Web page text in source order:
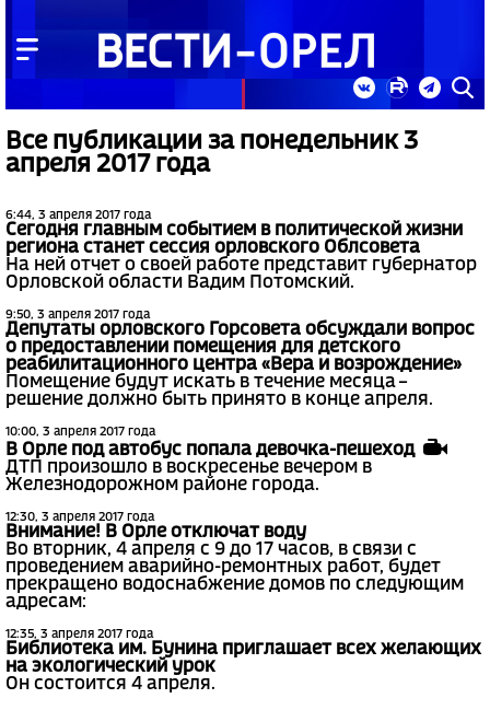
Все публикации за понедельник 3
апреля 2017 года
6:44, 3 апреля 2017 года
Сегодня главным событием в политической жизни
региона станет сессия орловского Облсовета
На ней отчет о своей работе представит губернатор
Орловской области Вадим Потомский.
9:50, 3 апреля 2017 года
Депутаты орловского Горсовета обсуждали вопрос
о предоставлении помещения для детского
реабилитационного центра «Вера и возрождение»
Помещение будут искать в течение месяца –
решение должно быть принято в конце апреля.
10:00, 3 апреля 2017 года
В Орле под автобус попала девочка-пешеход
ДТП произошло в воскресенье вечером в
Железнодорожном районе города.
12:30, 3 апреля 2017 года
Внимание! В Орле отключат воду
Во вторник, 4 апреля с 9 до 17 часов, в связи с
проведением аварийно-ремонтных работ, будет
прекращено водоснабжение домов по следующим
адресам:
12:35, 3 апреля 2017 года
Библиотека им. Бунина приглашает всех желающих
на экологический урок
Он состоится 4 апреля.